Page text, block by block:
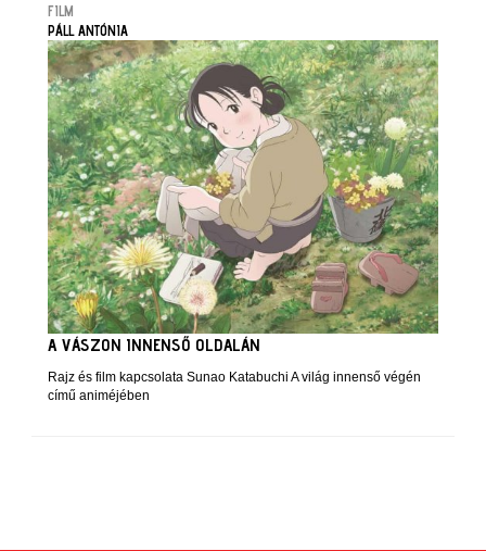
FILM
PÁLL ANTÓNIA
A VÁSZON INNENSŐ OLDALÁN
Rajz és film kapcsolata Sunao Katabuchi A világ innenső végén
című animéjében